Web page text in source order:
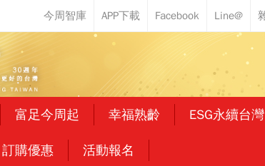
富足今周起 幸福熟齡 ESG永續台灣
訂購優惠 活動報名